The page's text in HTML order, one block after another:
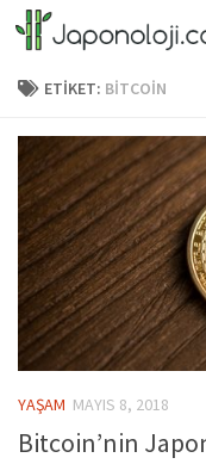
Skip to content
ETIKET: BITCOIN
YAŞAM MAYIS 8, 2018
Bitcoin’nin